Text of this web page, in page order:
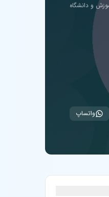
و دانشگاه
واتساپ